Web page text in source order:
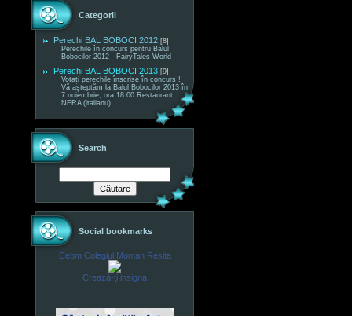
Categorii
Perechi BAL BOBOCI 2012 [8]
Perechile în concurs pentru Balul
Bobocilor 2012 - FairyTales World
Perechi BAL BOBOCI 2013 [9]
Votați perechile înscrise în concurs !
Vă așteptăm la Balul Bobocilor 2013 în
7 noiembrie, ora 18:00 Restaurant
NERA (italianu)
Search
Social bookmarks
Cebm Colegiul Montan Resita
Crează-ţi insigna